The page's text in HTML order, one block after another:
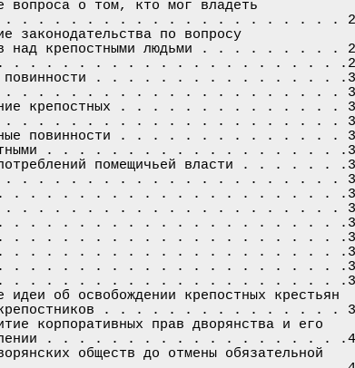
вопроса о том, кто мог владеть
. . . . . . . . . . . . . . . . . . . . . . . .
законодательства по вопросу
над крепостными людьми . . . . . . . . .
. . . . . . . . . . . . . . . . . . . . . . . .
повинности . . . . . . . . . . . . . . .
. . . . . . . . . . . . . . . . . . . . .
крепостных . . . . . . . . . . . . . .
. . . . . . . . . . . . . . . . . . . . . . . .
повинности . . . . . . . . . . . . . .
. . . . . . . . . . . . . . . . . .
помещичьей власти . . . . . .
. . . . . . . . . . . . . . . . . . . . . . . .
. . . . . . . . . . . . . . . . . . . . . . . .
. . . . . . . . . . . . . . . . . . . . . . . .
. . . . . . . . . . . . . . . . . . . . .
. . . . . . . . . . . . . . . . . . . . . . .
. . . . . . . . . . . . . . . . . . . . . . .
. . . . . . . . . . . . . . . . . . . . .
. . . . . . . . . . . . . . . . . . . . . . . .
идеи об освобождении крепостных крестьян
и крепостников . . . . . . . . . . . . . . .
корпоративных прав дворянства и его
. . . . . . . . . . . . . . . . . .
обществ до отмены обязательной